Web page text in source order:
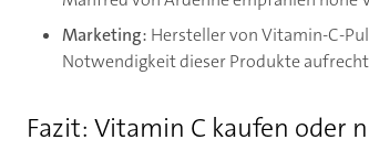
Marketing: Hersteller von Vitamin-C-
Notwendigkeit dieser Produkte
Fazit: Vitamin C kaufen oder